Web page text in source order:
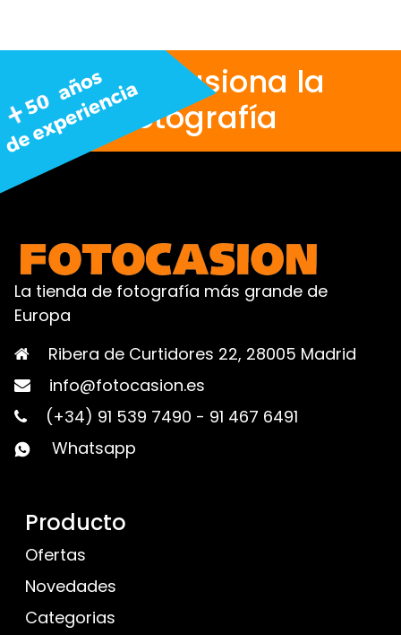
Nos apasiona la
fotografía
La tienda de fotografía más grande de
Europa
Ribera de Curtidores 22, 28005 Madrid
info@fotocasion.es
(+34) 91 539 7490 - 91 467 6491
Whatsapp
Producto
Ofertas
Novedades
Categorias